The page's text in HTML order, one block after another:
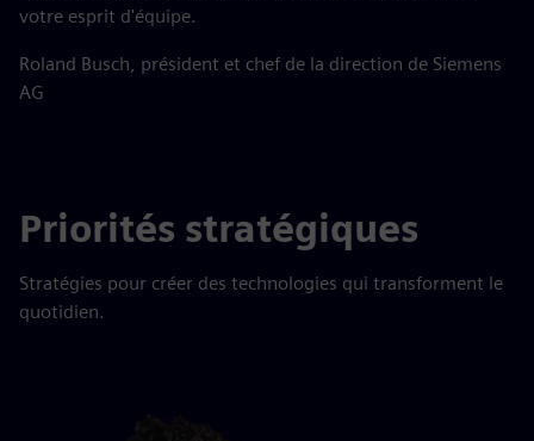
votre esprit d'équipe.
Roland Busch, président et chef de la direction de Siemens
AG
Priorités stratégiques
Stratégies pour créer des technologies qui transforment le
quotidien.